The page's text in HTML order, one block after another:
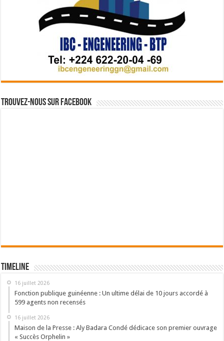
Trouvez-nous sur Facebook
Timeline
16 juillet 2026
Fonction publique guinéenne : Un ultime délai de 10 jours accordé à
599 agents non recensés
16 juillet 2026
Maison de la Presse : Aly Badara Condé dédicace son premier ouvrage
« Succès Orphelin »